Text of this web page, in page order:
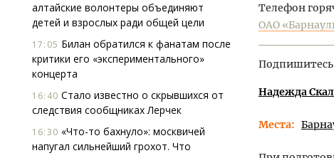
алтайские волонтеры объединяют
детей и взрослых ради общей цели
17:05 Билан обратился к фанатам после
критики его «экспериментального»
концерта
16:40 Стало известно о скрывшихся от
следствия сообщниках Лерчек
16:30 «Что-то бахнуло»: москвичей
напугал сильнейший грохот. Что
Телефон
ОАО
Подпишитесь
Надежда
Места